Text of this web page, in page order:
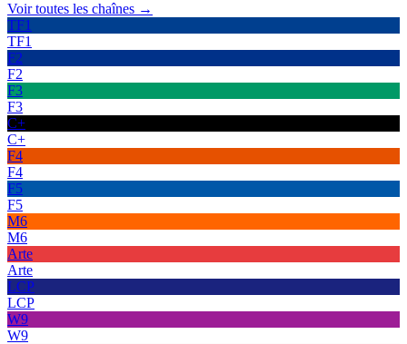
Voir toutes les chaînes →
TF1
TF1
F2
F2
F3
F3
C+
C+
F4
F4
F5
F5
M6
M6
Arte
Arte
LCP
LCP
W9
W9